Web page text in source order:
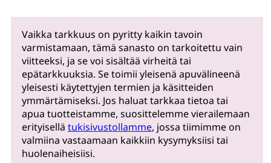
Vaikka tarkkuus on pyritty kaikin tavoin
varmistamaan, tämä sanasto on tarkoitettu vain
viitteeksi, ja se voi sisältää virheitä tai
epätarkkuuksia. Se toimii yleisenä apuvälineenä
yleisesti käytettyjen termien ja käsitteiden
ymmärtämiseksi. Jos haluat tarkkaa tietoa tai
apua tuotteistamme, suosittelemme vierailemaan
erityisellä tukisivustollamme, jossa tiimimme on
valmiina vastaamaan kaikkiin kysymyksiisi tai
huolenaiheisiisi.